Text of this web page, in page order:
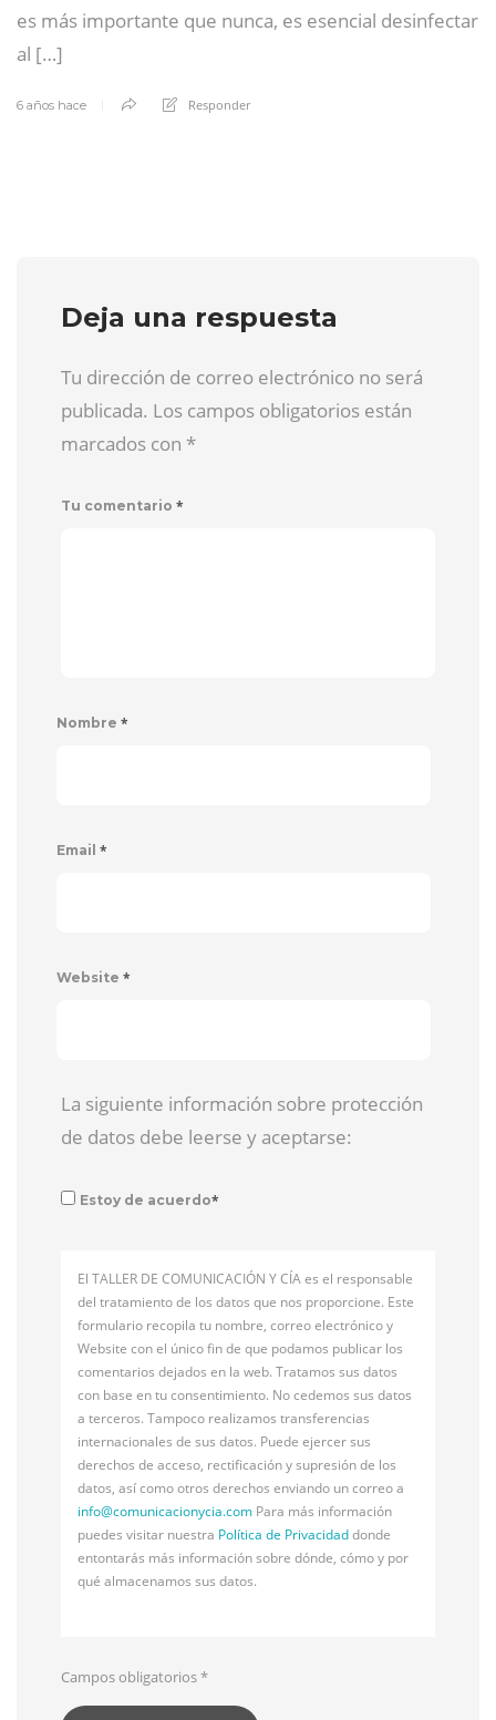
es más importante que nunca, es esencial desinfectar
al […]
6 años hace Responder
Deja una respuesta
Tu dirección de correo electrónico no será
publicada. Los campos obligatorios están
marcados con *
Tu comentario *
Nombre *
Email *
Website *
La siguiente información sobre protección
de datos debe leerse y aceptarse:
Estoy de acuerdo*
El TALLER DE COMUNICACIÓN Y CÍA es el responsable
del tratamiento de los datos que nos proporcione. Este
formulario recopila tu nombre, correo electrónico y
Website con el único fin de que podamos publicar los
comentarios dejados en la web. Tratamos sus datos
con base en tu consentimiento. No cedemos sus datos
a terceros. Tampoco realizamos transferencias
internacionales de sus datos. Puede ejercer sus
derechos de acceso, rectificación y supresión de los
datos, así como otros derechos enviando un correo a
info@comunicacionycia.com Para más información
puedes visitar nuestra Política de Privacidaddonde
entontarás más información sobre dónde, cómo y por
qué almacenamos sus datos.
Campos obligatorios*